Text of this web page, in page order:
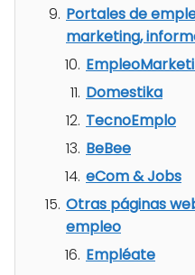
Portales de
marketing,
Domestika
TecnoEmplo
BeBee
eCom & Jobs
Otras páginas
empleo
Empléate